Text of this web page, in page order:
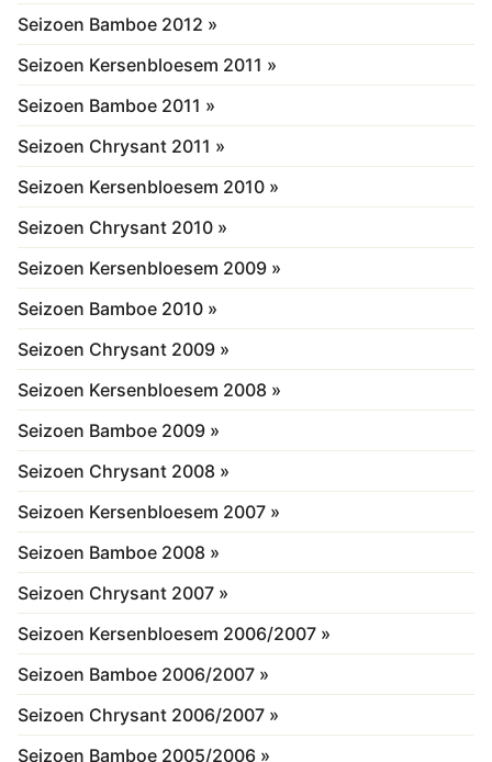
Seizoen Bamboe 2012 »
Seizoen Kersenbloesem 2011 »
Seizoen Bamboe 2011 »
Seizoen Chrysant 2011 »
Seizoen Kersenbloesem 2010 »
Seizoen Chrysant 2010 »
Seizoen Kersenbloesem 2009 »
Seizoen Bamboe 2010 »
Seizoen Chrysant 2009 »
Seizoen Kersenbloesem 2008 »
Seizoen Bamboe 2009 »
Seizoen Chrysant 2008 »
Seizoen Kersenbloesem 2007 »
Seizoen Bamboe 2008 »
Seizoen Chrysant 2007 »
Seizoen Kersenbloesem 2006/2007 »
Seizoen Bamboe 2006/2007 »
Seizoen Chrysant 2006/2007 »
Seizoen Bamboe 2005/2006 »